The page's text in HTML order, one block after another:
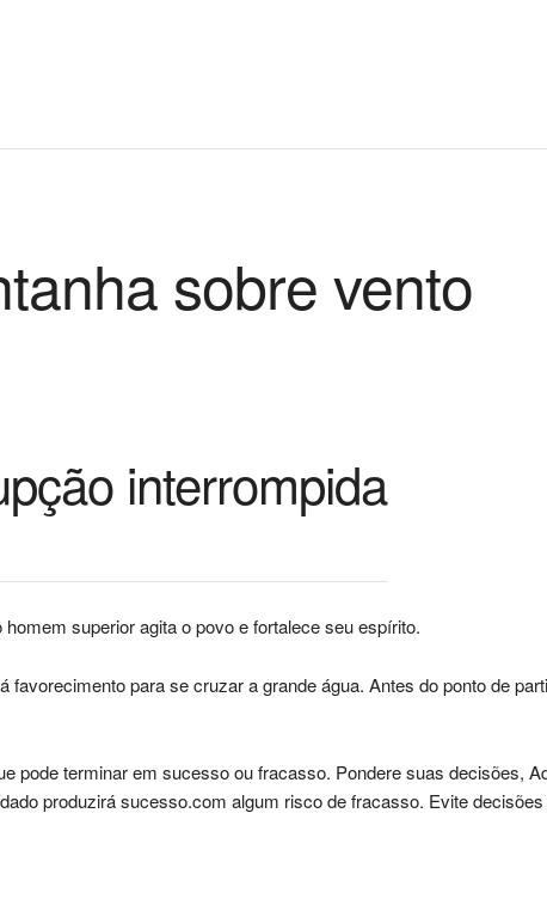
sobre vento
interrompida
superior agita o povo e fortalece seu espírito.
favorecimento para se cruzar a grande água. Antes do ponto de
pode terminar em sucesso ou fracasso. Pondere suas decisões,
produzirá sucesso.com algum risco de fracasso. Evite